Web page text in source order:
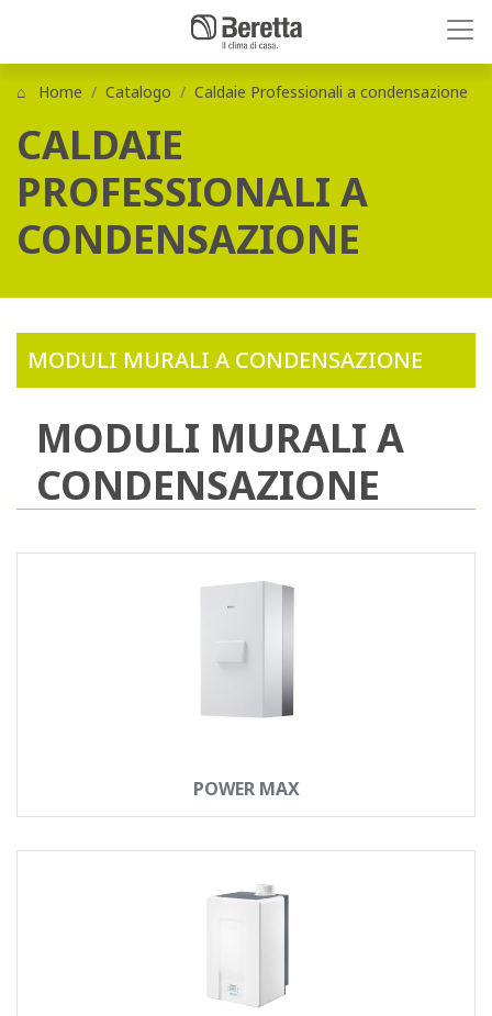
Home Catalogo Caldaie Professionali a condensazione
CALDAIE
PROFESSIONALI A
CONDENSAZIONE
MODULI MURALI A CONDENSAZIONE
MODULI MURALI A
CONDENSAZIONE
POWER MAX